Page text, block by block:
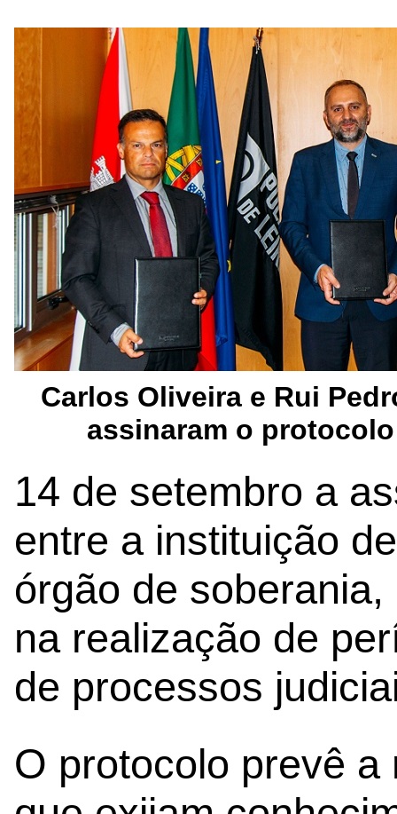
Carlos Oliveira e Rui
assinaram o protocolo
14 de setembro a
entre a instituição
órgão de
na realização de
de processos
O protocolo prevê